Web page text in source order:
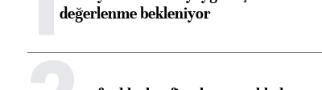
değerlenme bekleniyor